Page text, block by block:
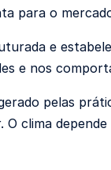
para o
e
e nos
pelas
clima